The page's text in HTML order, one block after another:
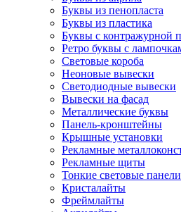
Буквы из пенопласта
Буквы из пластика
Буквы с контражурной
Ретро буквы с
Световые короба
Неоновые вывески
Светодиодные вывески
Вывески на фасад
Металлические буквы
Панель-кронштейны
Крышные установки
Рекламные
Рекламные щиты
Тонкие световые панели
Кристалайты
Фреймлайты